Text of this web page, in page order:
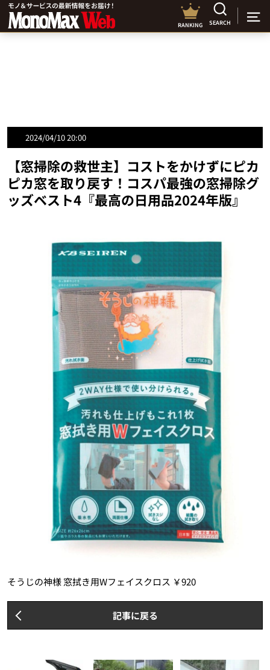
RANKING SEARCH
2024/04/10 20:00
【窓掃除の救世主】コストをかけずにピカ
ピカ窓を取り戻す！コスパ最強の窓掃除グ
ッズベスト4『最高の日用品2024年版』
そうじの神様 窓拭き用Wフェイスクロス ￥920
記事に戻る